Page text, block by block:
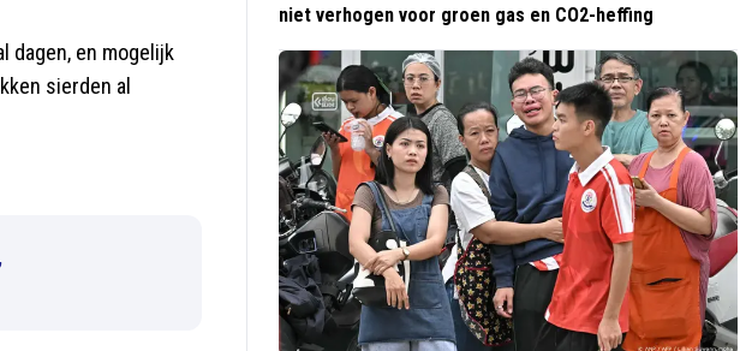
dagen, en mogelijk
sierden al
niet verhogen voor groen gas en CO2-heffing